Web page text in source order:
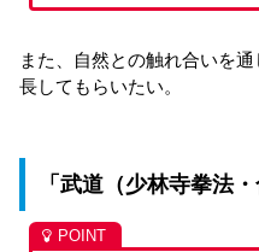
また、自然との触れ合いを
長してもらいたい。
「武道（少林寺拳法